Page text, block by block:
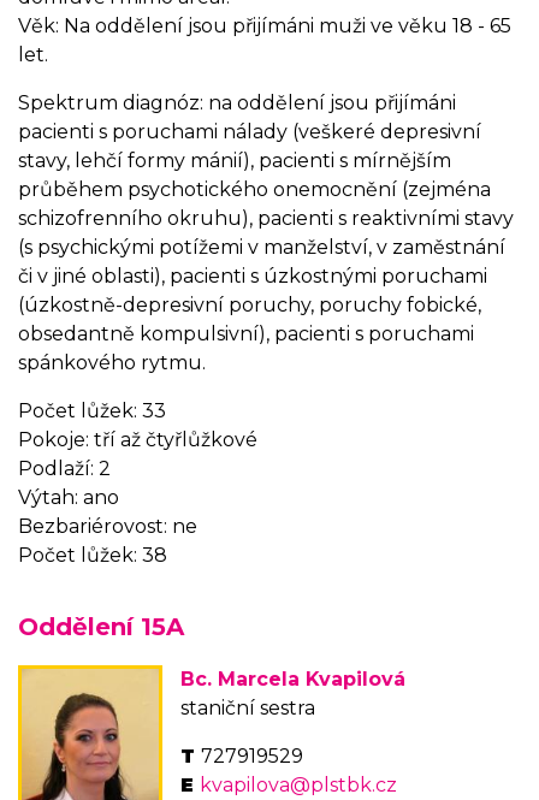
Věk: Na oddělení jsou přijímáni muži ve věku 18 - 65
let.
Spektrum diagnóz: na oddělení jsou přijímáni
pacienti s poruchami nálady (veškeré depresivní
stavy, lehčí formy mánií), pacienti s mírnějším
průběhem psychotického onemocnění (zejména
schizofrenního okruhu), pacienti s reaktivními stavy
(s psychickými potížemi v manželství, v zaměstnání
či v jiné oblasti), pacienti s úzkostnými poruchami
(úzkostně-depresivní poruchy, poruchy fobické,
obsedantně kompulsivní), pacienti s poruchami
spánkového rytmu.
Počet lůžek: 33
Pokoje: tří až čtyřlůžkové
Podlaží: 2
Výtah: ano
Bezbariérovost: ne
Počet lůžek: 38
Oddělení 15A
Bc. Marcela Kvapilová
staniční sestra
727919529
kvapilova@plstbk.cz